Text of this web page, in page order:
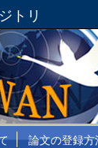
トリ
論文の登録